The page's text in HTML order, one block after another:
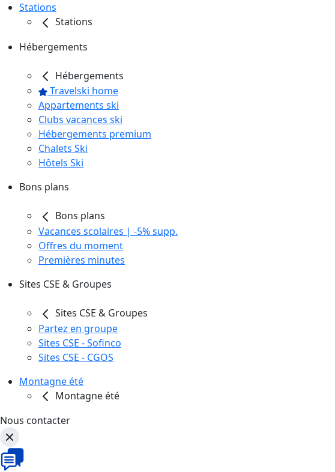
Stations
Stations
Hébergements
Hébergements
Travelski home
Appartements ski
Clubs vacances ski
Hébergements premium
Chalets Ski
Hôtels Ski
Bons plans
Bons plans
Vacances scolaires | -5% supp.
Offres du moment
Premières minutes
Sites CSE & Groupes
Sites CSE & Groupes
Partez en groupe
Sites CSE - Sofinco
Sites CSE - CGOS
Montagne été
Montagne été
Nous contacter